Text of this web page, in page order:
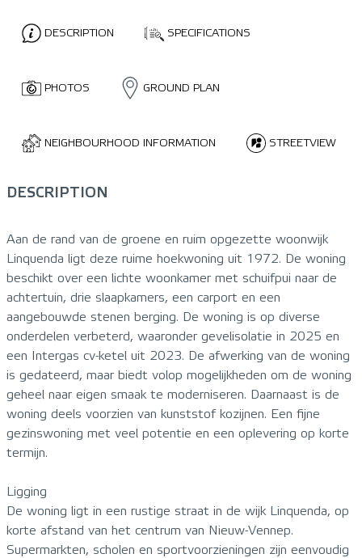
DESCRIPTION SPECIFICATIONS
PHOTOS GROUND PLAN
NEIGHBOURHOOD INFORMATION STREETVIEW
DESCRIPTION
Aan de rand van de groene en ruim opgezette woonwijk
Linquenda ligt deze ruime hoekwoning uit 1972. De woning
beschikt over een lichte woonkamer met schuifpui naar de
achtertuin, drie slaapkamers, een carport en een
aangebouwde stenen berging. De woning is op diverse
onderdelen verbeterd, waaronder gevelisolatie in 2025 en
een Intergas cv-ketel uit 2023. De afwerking van de woning
is gedateerd, maar biedt volop mogelijkheden om de woning
geheel naar eigen smaak te moderniseren. Daarnaast is de
woning deels voorzien van kunststof kozijnen. Een fijne
gezinswoning met veel potentie en een oplevering op korte
termijn.
Ligging
De woning ligt in een rustige straat in de wijk Linquenda, op
korte afstand van het centrum van Nieuw-Vennep.
Supermarkten, scholen en sportvoorzieningen zijn eenvoudig